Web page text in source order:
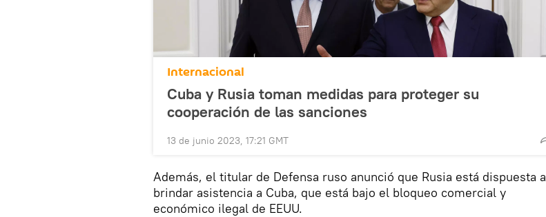
Internacional
Cuba y Rusia toman medidas para proteger su
cooperación de las sanciones
13 de junio 2023, 17:21 GMT
Además, el titular de Defensa ruso anunció que Rusia está dispuesta a
brindar asistencia a Cuba, que está bajo el bloqueo comercial y
económico ilegal de EEUU.